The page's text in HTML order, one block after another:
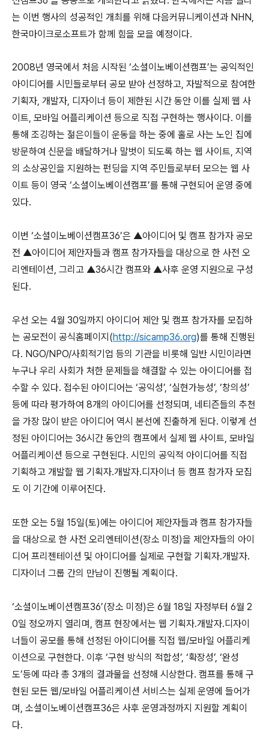
는 이번 행사의 성공적인 개최를 위해 다음커뮤니케이션과 NHN,
한국마이크로소프트가 함께 힘을 모을 예정이다.
2008년 영국에서 처음 시작된 ‘소셜이노베이션캠프’는 공익적인
아이디어를 시민들로부터 공모 받아 선정하고, 자발적으로 참여한
기획자, 개발자, 디자이너 등이 제한된 시간 동안 이를 실제 웹 사
이트, 모바일 어플리케이션 등으로 직접 구현하는 행사이다. 이를
통해 조깅하는 젊은이들이 운동을 하는 중에 홀로 사는 노인 집에
방문하여 신문을 배달하거나 말벗이 되도록 하는 웹 사이트, 지역
의 소상공인을 지원하는 펀딩을 지역 주민들로부터 모으는 웹 사
이트 등이 영국 ‘소셜이노베이션캠프’를 통해 구현되어 운영 중에
있다.
이번 ‘소셜이노베이션캠프36’은 ▲아이디어 및 캠프 참가자 공모
전 ▲아이디어 제안자들과 캠프 참가자들을 대상으로 한 사전 오
리엔테이션, 그리고 ▲36시간 캠프와 ▲사후 운영 지원으로 구성
된다.
우선 오는 4월 30일까지 아이디어 제안 및 캠프 참가자를 모집하
는 공모전이 공식홈페이지(http://sicamp36.org)를 통해 진행된
다. NGO/NPO/사회적기업 등의 기관을 비롯해 일반 시민이라면
누구나 우리 사회가 처한 문제들을 해결할 수 있는 아이디어를 접
수할 수 있다. 접수된 아이디어는 ‘공익성’, ‘실현가능성’, ‘창의성’
등에 따라 평가하여 8개의 아이디어를 선정되며, 네티즌들의 추천
을 가장 많이 받은 아이디어 역시 본선에 진출하게 된다. 이렇게 선
정된 아이디어는 36시간 동안의 캠프에서 실제 웹 사이트, 모바일
어플리케이션 등으로 구현된다. 시민의 공익적 아이디어를 직접
기획하고 개발할 웹 기획자․개발자․디자이너 등 캠프 참가자 모집
도 이 기간에 이루어진다.
또한 오는 5월 15일(토)에는 아이디어 제안자들과 캠프 참가자들
을 대상으로 한 사전 오리엔테이션(장소 미정)을 제안자들의 아이
디어 프리젠테이션 및 아이디어를 실제로 구현할 기획자․개발자․
디자이너 그룹 간의 만남이 진행될 계획이다.
‘소셜이노베이션캠프36’(장소 미정)은 6월 18일 자정부터 6월 2
0일 정오까지 열리며, 캠프 현장에서는 웹 기획자․개발자․디자이
너들이 공모를 통해 선정된 아이디어를 직접 웹/모바일 어플리케
이션으로 구현한다. 이후 ‘구현 방식의 적합성’, ‘확장성’, ‘완성
도’등에 따라 총 3개의 결과물을 선정해 시상한다. 캠프를 통해 구
현된 모든 웹/모바일 어플리케이션 서비스는 실제 운영에 들어가
며, 소셜이노베이션캠프36은 사후 운영과정까지 지원할 계획이
다.